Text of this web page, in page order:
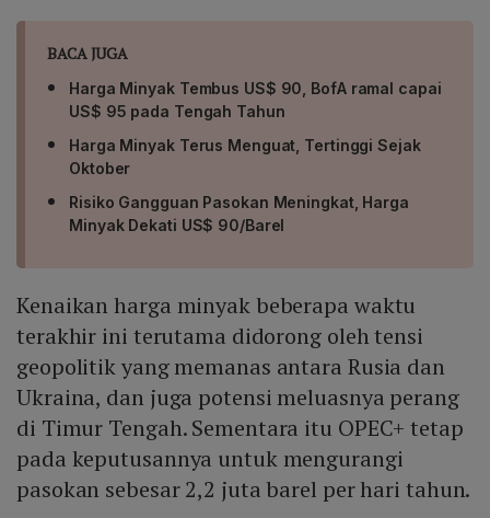
BACA JUGA
Harga Minyak Tembus US$ 90, BofA ramal capai
US$ 95 pada Tengah Tahun
Harga Minyak Terus Menguat, Tertinggi Sejak
Oktober
Risiko Gangguan Pasokan Meningkat, Harga
Minyak Dekati US$ 90/Barel
Kenaikan harga minyak beberapa waktu
terakhir ini terutama didorong oleh tensi
geopolitik yang memanas antara Rusia dan
Ukraina, dan juga potensi meluasnya perang
di Timur Tengah. Sementara itu OPEC+ tetap
pada keputusannya untuk mengurangi
pasokan sebesar 2,2 juta barel per hari tahun.